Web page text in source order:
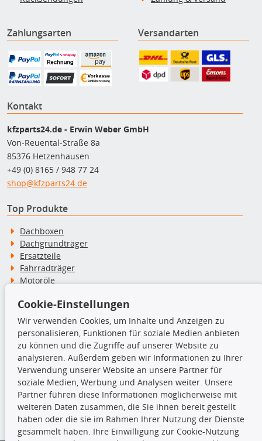
Zahlungsarten Versandarten
Kontakt
kfzparts24.de - Erwin Weber GmbH
Von-Reuental-Straße 8a
85376 Hetzenhausen
+49 (0) 8165 / 948 77 24
shop@kfzparts24.de
Top Produkte
Dachboxen
Dachgrundträger
Ersatzteile
Fahrradträger
Motoröle
Schneeketten
TecDoc Inside
Die hier angezeigten Daten insbesondere die gesamte Datenbank dürfen
nicht kopiert werden.
Es ist zu unterlassen, die Daten oder die gesamte Datenbank ohne
Cookie-Einstellungen
Wir verwenden Cookies, um Inhalte und Anzeigen zu
personalisieren, Funktionen für soziale Medien anbieten
zu können und die Zugriffe auf unserer Website zu
analysieren. Außerdem geben wir Informationen zu Ihrer
Verwendung unserer Website an unsere Partner für
soziale Medien, Werbung und Analysen weiter. Unsere
Partner führen diese Informationen möglicherweise mit
weiteren Daten zusammen, die Sie ihnen bereit gestellt
haben oder die sie im Rahmen Ihrer Nutzung der Dienste
gesammelt haben. Ihre Einwilligung zur Cookie-Nutzung